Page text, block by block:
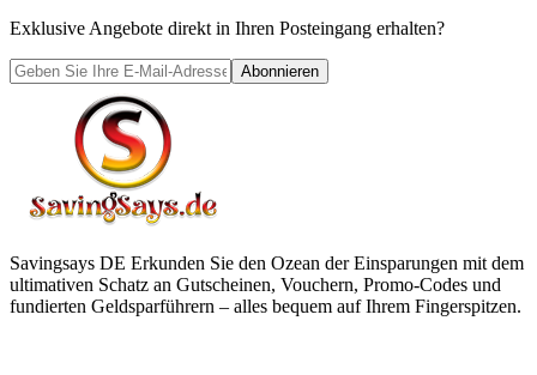
Exklusive Angebote direkt in Ihren Posteingang erhalten?
Abonnieren
Savingsays DE Erkunden Sie den Ozean der Einsparungen mit dem
ultimativen Schatz an Gutscheinen, Vouchern, Promo-Codes und
fundierten Geldsparführern – alles bequem auf Ihrem Fingerspitzen.